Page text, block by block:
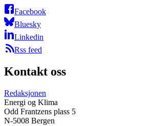
Facebook
Bluesky
Linkedin
Rss feed
Kontakt oss
Redaksjonen
Energi og Klima
Odd Frantzens plass 5
N-5008 Bergen